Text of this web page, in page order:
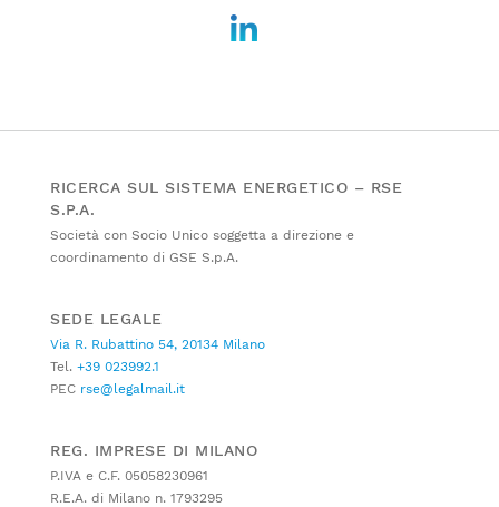
RICERCA SUL SISTEMA ENERGETICO – RSE
S.P.A.
Società con Socio Unico soggetta a direzione e
coordinamento di GSE S.p.A.
SEDE LEGALE
Via R. Rubattino 54, 20134 Milano
Tel. +39 023992.1
PEC rse@legalmail.it
REG. IMPRESE DI MILANO
P.IVA e C.F. 05058230961
R.E.A. di Milano n. 1793295